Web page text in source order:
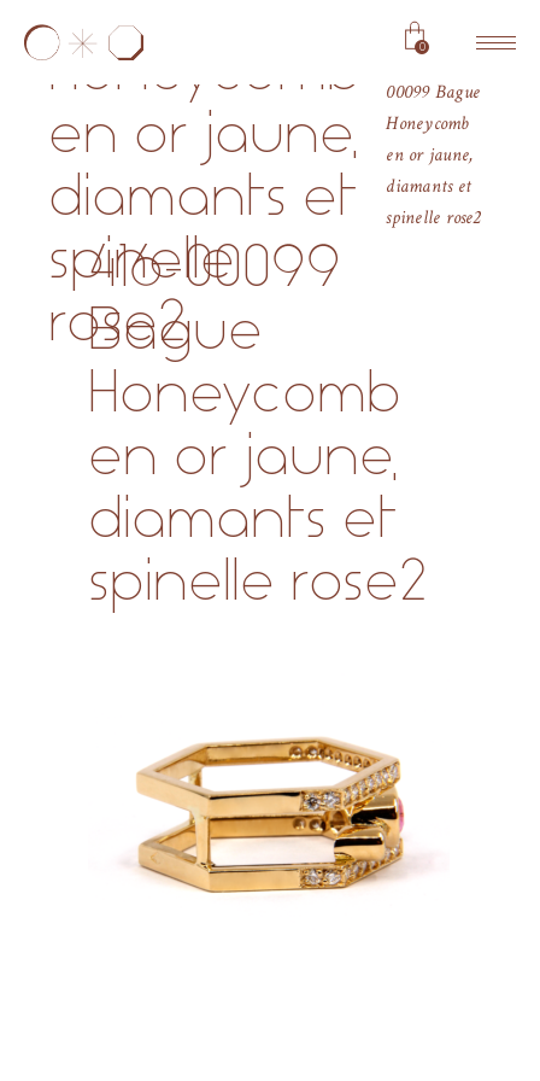
0
Bague
Honeycomb
en or jaune,
diamants et
spinelle
rose2
Home
00099 Bague
Honeycomb
en or jaune,
diamants et
spinelle rose2
416-00099
Bague
Honeycomb
en or jaune,
diamants et
spinelle rose2